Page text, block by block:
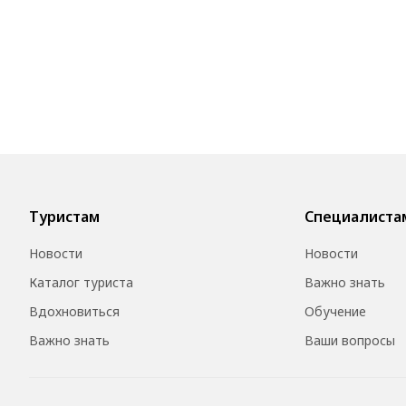
Туристам
Новости
Каталог туриста
Вдохновиться
Важно знать
Новости
Важно знать
Обучение
Ваши вопросы